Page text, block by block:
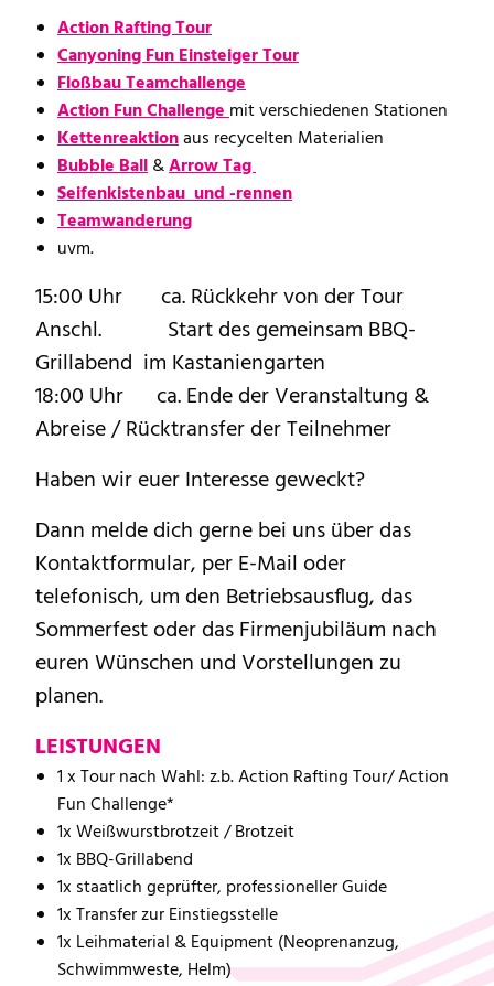
Action Rafting Tour
Canyoning Fun Einsteiger Tour
Floßbau Teamchallenge
Action Fun Challengemit verschiedenen Stationen
Kettenreaktionaus recycelten Materialien
Bubble Ball&Arrow Tag
Seifenkistenbau und -rennen
Teamwanderung
uvm.
15:00 Uhr ca. Rückkehr von der Tour
Anschl. Start des gemeinsam BBQ-
Grillabend im Kastaniengarten
18:00 Uhr ca. Ende der Veranstaltung &
Abreise / Rücktransfer der Teilnehmer
Haben wir euer Interesse geweckt?
Dann melde dich gerne bei uns über das
Kontaktformular, per E-Mail oder
telefonisch, um den Betriebsausflug, das
Sommerfest oder das Firmenjubiläum nach
euren Wünschen und Vorstellungen zu
planen.
LEISTUNGEN
1 x Tour nach Wahl: z.b. Action Rafting Tour/ Action
Fun Challenge*
1x Weißwurstbrotzeit / Brotzeit
1x BBQ-Grillabend
1x staatlich geprüfter, professioneller Guide
1x Transfer zur Einstiegsstelle
1x Leihmaterial & Equipment (Neoprenanzug,
Schwimmweste, Helm)